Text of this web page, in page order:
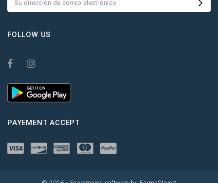
FOLLOW US
PAYEMENT ACCEPT